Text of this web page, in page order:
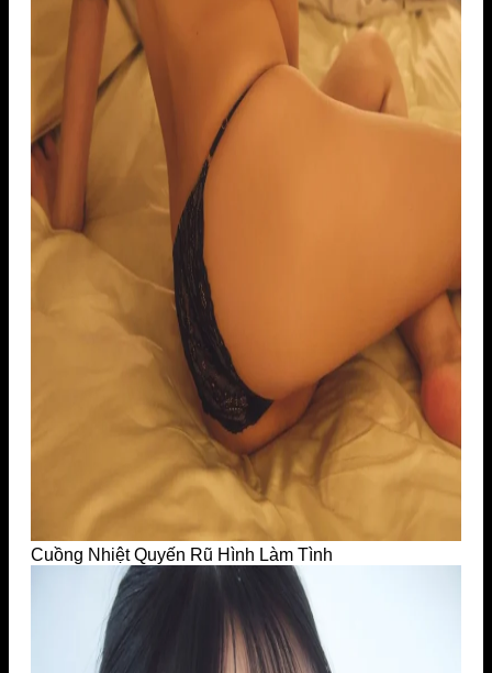
Cuồng Nhiệt Quyến Rũ Hình Làm Tình